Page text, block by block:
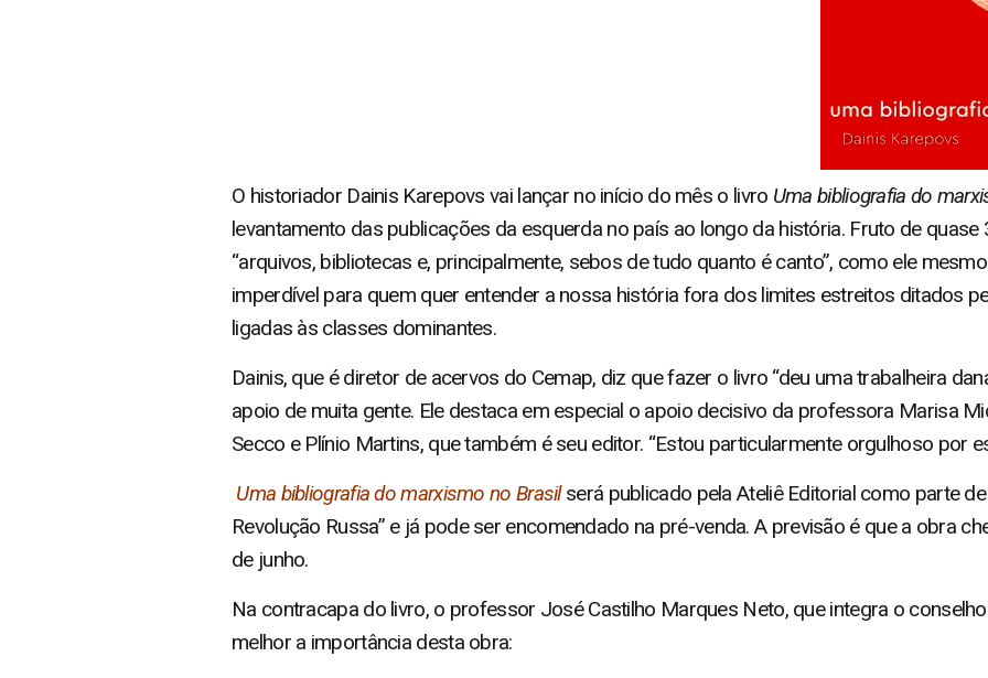
O historiador Dainis Karepovs vai lançar no início do mês o livro Uma bibliografia do
levantamento das publicações da esquerda no país ao longo da história. Fruto de
“arquivos, bibliotecas e, principalmente, sebos de tudo quanto é canto”, como ele
imperdível para quem quer entender a nossa história fora dos limites estreitos ditados
ligadas às classes dominantes.
Dainis, que é diretor de acervos do Cemap, diz que fazer o livro “deu uma trabalheira
apoio de muita gente. Ele destaca em especial o apoio decisivo da professora Marisa
Secco e Plínio Martins, que também é seu editor. “Estou particularmente orgulhoso por
Uma bibliografia do marxismo no Brasil será publicado pela Ateliê Editorial como parte
Revolução Russa” e já pode ser encomendado na pré-venda. A previsão é que a obra
de junho.
Na contracapa do livro, o professor José Castilho Marques Neto, que integra o
melhor a importância desta obra: